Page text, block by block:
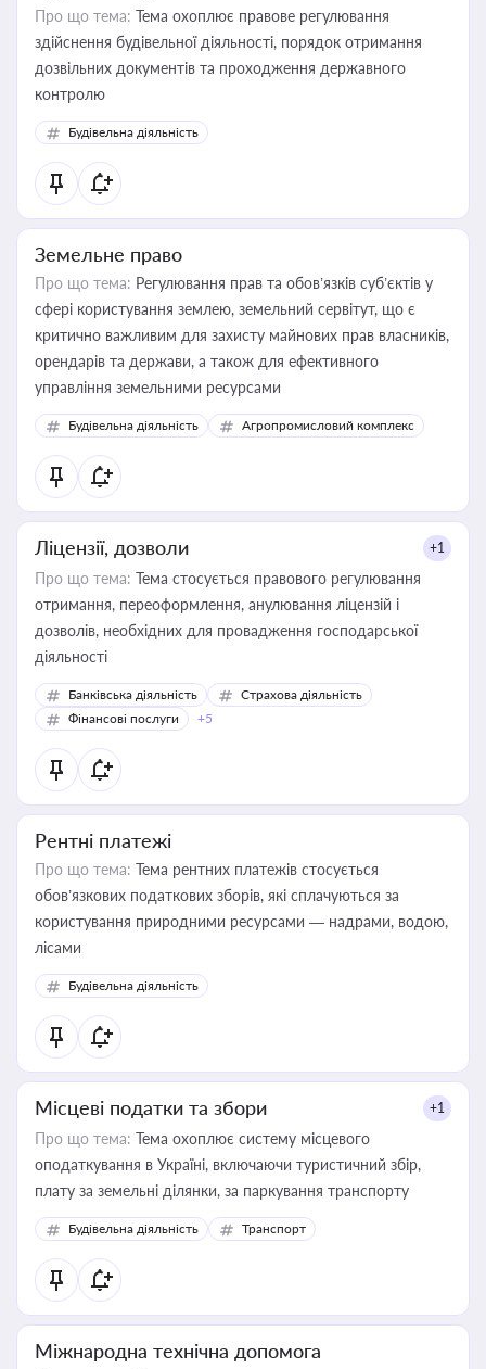
Про що тема: Тема охоплює правове регулювання
здійснення будівельної діяльності, порядок отримання
дозвільних документів та проходження державного
контролю
Будівельна діяльність
Земельне право
Про що тема: Регулювання прав та обов’язків суб’єктів у
сфері користування землею, земельний сервітут, що є
критично важливим для захисту майнових прав власників,
орендарів та держави, а також для ефективного
управління земельними ресурсами
Будівельна діяльність Агропромисловий комплекс
Ліцензії, дозволи +1
Про що тема: Тема стосується правового регулювання
отримання, переоформлення, анулювання ліцензій і
дозволів, необхідних для провадження господарської
діяльності
Банківська діяльність
Страхова діяльність
Фінансові послуги
+5
Рентні платежі
Про що тема: Тема рентних платежів стосується
обов’язкових податкових зборів, які сплачуються за
користування природними ресурсами — надрами, водою,
лісами
Будівельна діяльність
Місцеві податки та збори +1
Про що тема: Тема охоплює систему місцевого
оподаткування в Україні, включаючи туристичний збір,
плату за земельні ділянки, за паркування транспорту
Будівельна діяльність Транспорт
Міжнародна технічна допомога